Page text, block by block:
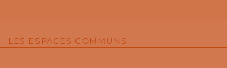
LES ESPACES COMMUNS